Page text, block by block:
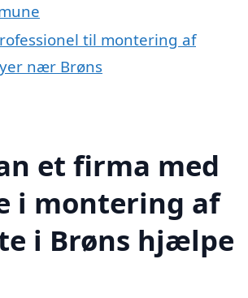
til montering af
nær Brøns
et firma med
i montering af
i Brøns hjælpe